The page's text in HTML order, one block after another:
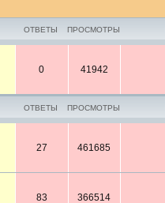
ОТВЕТЫ ПРОСМОТРЫ
0 41942
ОТВЕТЫ ПРОСМОТРЫ
27 461685
83 366514